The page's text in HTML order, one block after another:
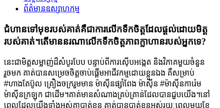
ព័ត៌មានឧស្សាហកម្ម
ជំហានទៅមុខរបស់គាត់គឺជាការលើកទឹកចិត្តដែលផ្តល់ដោយមិត្ត
របស់គាត់។តើ​មាន​នរណា​លើក​ទឹក​ចិត្ត​ភាព​ក្លាហាន​របស់​អ្នក​ទេ?
នេះជាមិត្តសម្លាញ់ដ៏សំបូរបែប បន្ទាប់ពីការស៊ើបអង្កេត និងវិភាគមួយចំនួន
រួចមក គាត់បានសម្រេចចិត្តចាប់ផ្តើមអាជីវកម្មដោយខ្លួនឯង គឺសម្រាប់
#ហាងតែប៊ូល គ្រឿងចក្ររួមមាន ម៉ាស៊ីនផ្សាំពែង ម៉ាស៊ីន #ម៉ាសុីនការ៉េម
ម៉ាស៊ីនក្រឡុក ជាដើម។គាត់មានសំណាងគ្រប់គ្រាន់ដែលបានជួបយើង។នៅ​
ពេល​ដែល​យើង​ទាំង​អស់​គ្នា​បាត់​ខ្លួន គាត់​បាន​បាត់​ខ្លួន​អស់​រយៈ​ពេល​មួយ​ខែ